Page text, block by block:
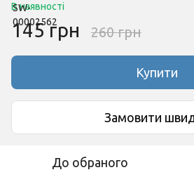
В наявності
145 грн 260 грн
Купити
Замовити
До обраного